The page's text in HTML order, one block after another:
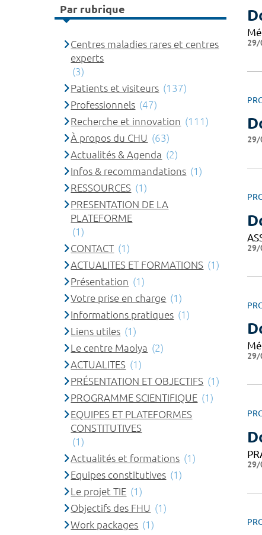
29/
29/
29/
29/
29/
Par rubrique
Centres maladies rares et centres
experts
(3)
Patients et visiteurs (137)
Professionnels (47)
Recherche et innovation (111)
À propos du CHU (63)
Actualités & Agenda (2)
Infos & recommandations (1)
RESSOURCES (1)
PRESENTATION DE LA
PLATEFORME
(1)
CONTACT (1)
ACTUALITES ET FORMATIONS (1)
Présentation (1)
Votre prise en charge (1)
Informations pratiques (1)
Liens utiles (1)
Le centre Maolya (2)
ACTUALITES (1)
PRÉSENTATION ET OBJECTIFS (1)
PROGRAMME SCIENTIFIQUE (1)
EQUIPES ET PLATEFORMES
CONSTITUTIVES
(1)
Actualités et formations (1)
Equipes constitutives (1)
Le projet TIE (1)
Objectifs des FHU (1)
Work packages (1)